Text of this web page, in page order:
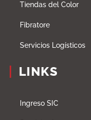
Tiendas del Color
Fibratore
Servicios Logísticos
LINKS
Ingreso SIC